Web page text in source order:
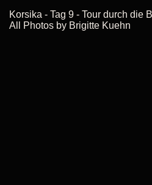
Korsika - Tag 9 - Tour durch die
All Photos by Brigitte Kuehn